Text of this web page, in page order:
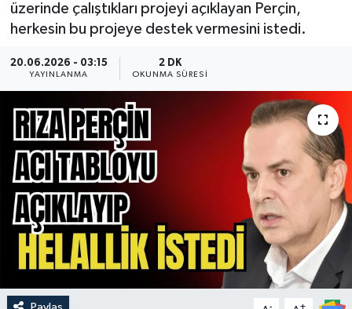
üzerinde çalıştıkları projeyi açıklayan Perçin,
herkesin bu projeye destek vermesini istedi.
20.06.2026 - 03:15
YAYINLANMA
2 DK
OKUNMA SÜRESI
- +
Genel
Görüntülü Haber
Kültür & Sanat
Magazin
Resmi İlan
Sağlık & Yaşam
Siyaset
Son Dakika Haberleri
Haber Arşivi